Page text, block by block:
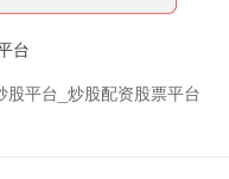
台
平台_炒股配资股票平台